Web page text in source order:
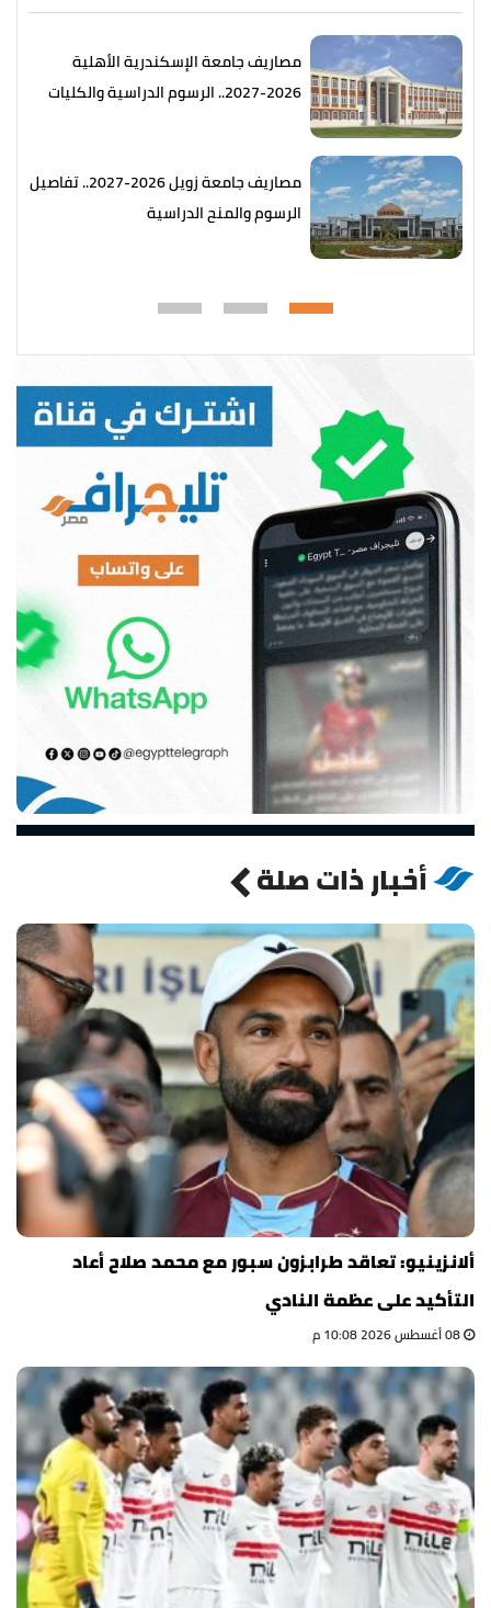
مصاريف جامعة الإسكندرية الأهلية
2026-2027.. الرسوم الدراسية والكليات
مصاريف جامعة زويل 2026-2027.. تفاصيل
الرسوم والمنح الدراسية
أخبار ذات صلة
ألانزينيو: تعاقد طرابزون سبور مع محمد صلاح أعاد
التأكيد على عظمة النادي